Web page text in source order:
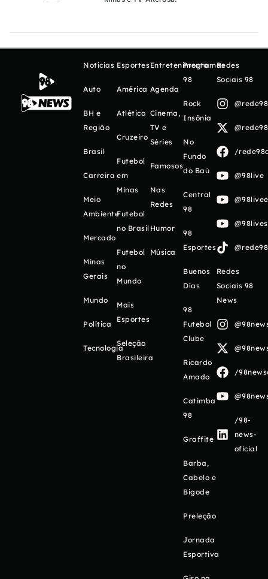
Notícias
Auto
BH e
Região
Brasil
Carreira
Meio
Ambiente
Mercado
Minas
Gerais
Mundo
Política
Tecnologia
Esportes
América
Atlético
Cruzeiro
Futebol
em
Minas
Futebol
no Brasil
Futebol
no
Mundo
Mais
Esportes
Seleção
Brasileira
Entretenimento
Agenda
Cinema,
TV e
Séries
Famosos
Nas
Redes
Humor
Música
Programas
98
Rock
Insônia
No
Fundo
do Baú
Central
98
98
Esportes
Buenos
Días
98
Futebol
Clube
Ricardo
Amado
Catimba
98
Graffite
Barba,
Cabelo e
Bigode
Preleção
Jornada
Esportiva
Redes
Sociais 98
/
@98live
Redes
Sociais 98
News
/
/98-
news-
oficial